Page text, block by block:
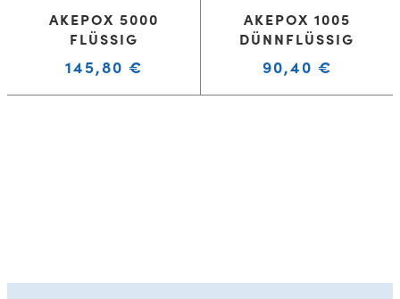
AKEPOX 5000
FLÜSSIG
145,80 €
AKEPOX 1005
DÜNNFLÜSSIG
90,40 €